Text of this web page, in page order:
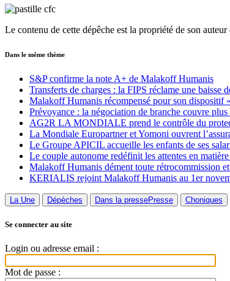
Le contenu de cette dépêche est la propriété de son
Dans le même thème
S&P confirme la note A+ de Malakoff Humanis
Transferts de charges : la FIPS réclame une baisse
Malakoff Humanis récompensé pour son dispositif
Prévoyance : la négociation de branche couvre plus
AG2R LA MONDIALE prend le contrôle du
La Mondiale Europartner et Yomoni ouvrent
Le Groupe APICIL accueille les enfants de ses
Le couple autonome redéfinit les attentes en
Malakoff Humanis dément toute rétrocommission
KERIALIS rejoint Malakoff Humanis au 1er
La Une Dépèches Dans la pressePresse Choniques
Se connecter au site
Login ou adresse email :
Mot de passe :